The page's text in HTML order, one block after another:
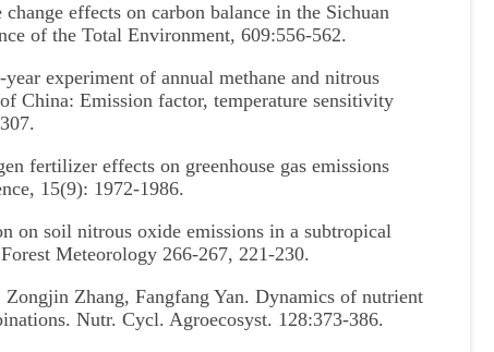
effects on carbon balance in the Sichuan
of the Total Environment, 609:556-562.
experiment of annual methane and nitrous
China: Emission factor, temperature sensitivity
fertilizer effects on greenhouse gas emissions
15(9): 1972-1986.
soil nitrous oxide emissions in a subtropical
Meteorology 266-267, 221-230.
Zhang, Fangfang Yan. Dynamics of nutrient
Nutr. Cycl. Agroecosyst. 128:373-386.